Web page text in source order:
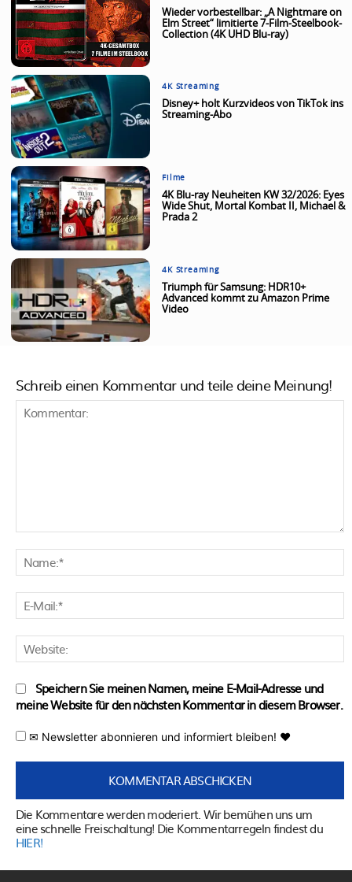
Wieder vorbestellbar: „A Nightmare on
Elm Street“ limitierte 7-Film-Steelbook-
Collection (4K UHD Blu-ray)
4K Streaming
Disney+ holt Kurzvideos von TikTok ins
Streaming-Abo
Filme
4K Blu-ray Neuheiten KW 32/2026: Eyes
Wide Shut, Mortal Kombat II, Michael &
Prada 2
4K Streaming
Triumph für Samsung: HDR10+
Advanced kommt zu Amazon Prime
Video
Schreib einen Kommentar und teile deine Meinung!
Speichern Sie meinen Namen, meine E-Mail-Adresse und
meine Website für den nächsten Kommentar in diesem Browser.
✉ Newsletter abonnieren und informiert bleiben! ♥
Die Kommentare werden moderiert. Wir bemühen uns um
eine schnelle Freischaltung! Die Kommentarregeln findest du
HIER!